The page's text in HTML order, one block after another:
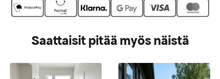
Saattaisit pitää myös näistä